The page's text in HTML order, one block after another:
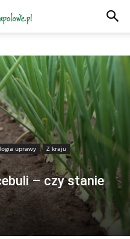
uprawy
Z kraju
– czy stanie